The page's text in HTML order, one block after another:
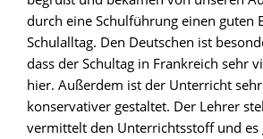
durch eine Schulführung einen guten
Schulalltag. Den Deutschen ist
dass der Schultag in Frankreich sehr
hier. Außerdem ist der Unterricht
konservativer gestaltet. Der Lehrer
vermittelt den Unterrichtsstoff und